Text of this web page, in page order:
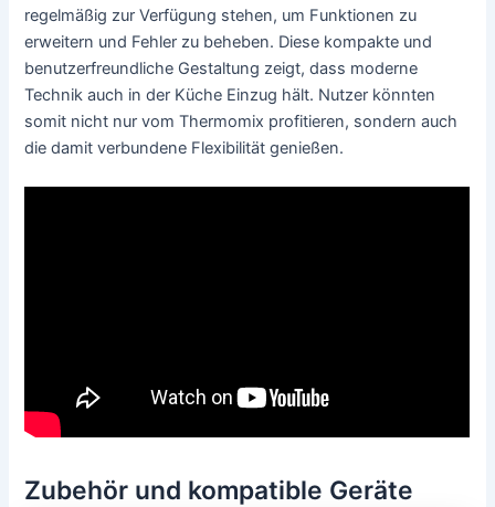
regelmäßig zur Verfügung stehen, um Funktionen zu
erweitern und Fehler zu beheben. Diese kompakte und
benutzerfreundliche Gestaltung zeigt, dass moderne
Technik auch in der Küche Einzug hält. Nutzer könnten
somit nicht nur vom Thermomix profitieren, sondern auch
die damit verbundene Flexibilität genießen.
Zubehör und kompatible Geräte